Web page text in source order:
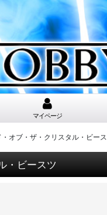
マイページ
オブ・ザ・クリスタル・ビー
・ビースツ